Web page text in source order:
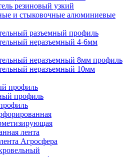
резиновый узкий
и стыковочные алюминиевые
разъемный профиль
неразъемный 4-6мм
неразъемный 8мм профиль
неразъемный 10мм
профиль
профиль
лента
Агросфера